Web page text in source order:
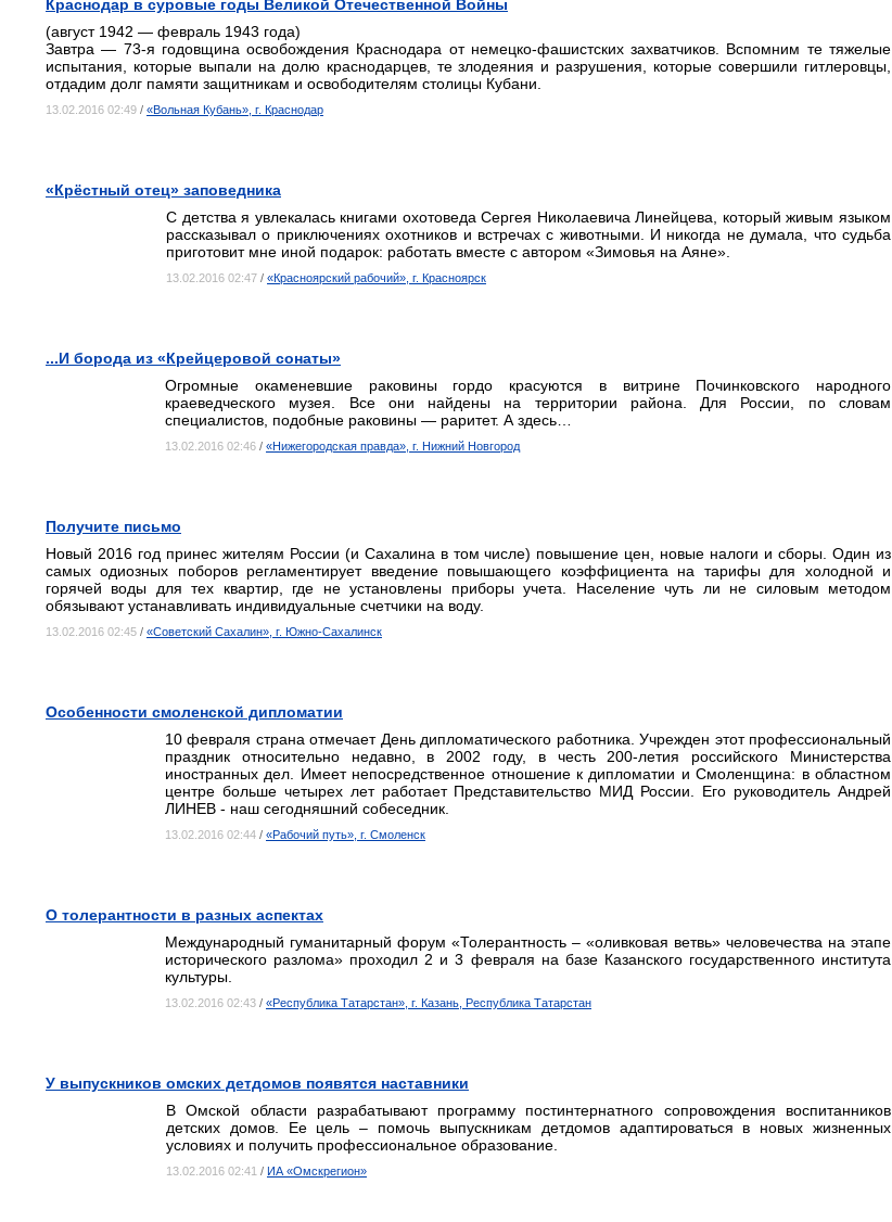
Краснодар в суровые годы Великой Отечественной Войны
(август 1942 — февраль 1943 года)
Завтра — 73-я годовщина освобождения Краснодара от немецко-фашистских захватчиков. Вспомним те тяжелые
испытания, которые выпали на долю краснодарцев, те злодеяния и разрушения, которые совершили гитлеровцы,
отдадим долг памяти защитникам и освободителям столицы Кубани.
13.02.2016 02:49 / «Вольная Кубань», г. Краснодар
«Крёстный отец» заповедника
С детства я увлекалась книгами охотоведа Сергея Николаевича Линейцева, который живым языком
рассказывал о приключениях охотников и встречах с животными. И никогда не думала, что судьба
приготовит мне иной подарок: работать вместе с автором «Зимовья на Аяне».
13.02.2016 02:47 / «Красноярский рабочий», г. Красноярск
...И борода из «Крейцеровой сонаты»
Огромные окаменевшие раковины гордо красуются в витрине Починковского народного
краеведческого музея. Все они найдены на территории района. Для России, по словам
специалистов, подобные раковины — раритет. А здесь…
13.02.2016 02:46 / «Нижегородская правда», г. Нижний Новгород
Получите письмо
Новый 2016 год принес жителям России (и Сахалина в том числе) повышение цен, новые налоги и сборы. Один из
самых одиозных поборов регламентирует введение повышающего коэффициента на тарифы для холодной и
горячей воды для тех квартир, где не установлены приборы учета. Население чуть ли не силовым методом
обязывают устанавливать индивидуальные счетчики на воду.
13.02.2016 02:45 / «Советский Сахалин», г. Южно-Сахалинск
Особенности смоленской дипломатии
10 февраля страна отмечает День дипломатического работника. Учрежден этот профессиональный
праздник относительно недавно, в 2002 году, в честь 200-летия российского Министерства
иностранных дел. Имеет непосредственное отношение к дипломатии и Смоленщина: в областном
центре больше четырех лет работает Представительство МИД России. Его руководитель Андрей
ЛИНЕВ - наш сегодняшний собеседник.
13.02.2016 02:44 / «Рабочий путь», г. Смоленск
О толерантности в разных аспектах
Международный гуманитарный форум «Толерантность – «оливковая ветвь» человечества на этапе
исторического разлома» проходил 2 и 3 февраля на базе Казанского государственного института
культуры.
13.02.2016 02:43 / «Республика Татарстан», г. Казань, Республика Татарстан
У выпускников омских детдомов появятся наставники
В Омской области разрабатывают программу постинтернатного сопровождения воспитанников
детских домов. Ее цель – помочь выпускникам детдомов адаптироваться в новых жизненных
условиях и получить профессиональное образование.
13.02.2016 02:41 / ИА «Омскрегион»